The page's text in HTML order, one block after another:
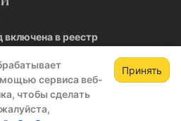
сервиса веб-
чтобы сделать
Принять
в реестр
06.02.2026